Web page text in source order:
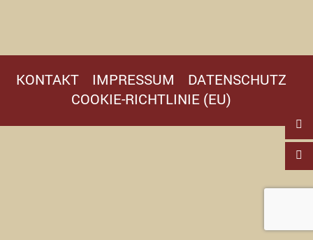
KONTAKT IMPRESSUM
DATENSCHUTZ
COOKIE-RICHTLINIE (EU)